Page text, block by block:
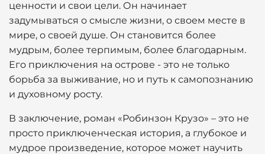
ценности и свои цели. Он начинает
задумываться о смысле жизни, о своем месте в
мире, о своей душе. Он становится более
мудрым, более терпимым, более благодарным.
Его приключения на острове - это не только
борьба за выживание, но и путь к самопознанию
и духовному росту.
В заключение, роман «Робинзон Крузо» – это не
просто приключенческая история, а глубокое и
мудрое произведение, которое может научить